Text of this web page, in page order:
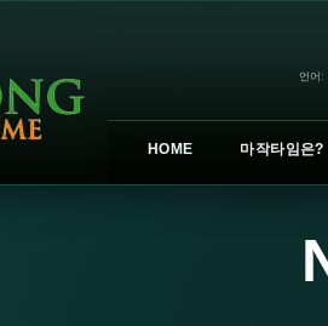
언어:
HOME 마작타임은?